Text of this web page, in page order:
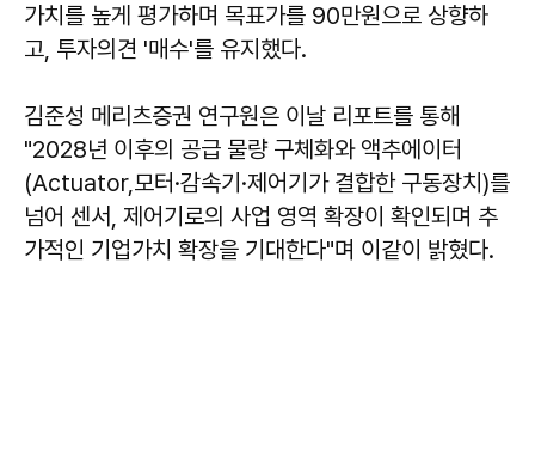
가치를 높게 평가하며 목표가를 90만원으로 상향하
고, 투자의견 '매수'를 유지했다.
김준성 메리츠증권 연구원은 이날 리포트를 통해
"2028년 이후의 공급 물량 구체화와 액추에이터
(Actuator,모터·감속기·제어기가 결합한 구동장치)를
넘어 센서, 제어기로의 사업 영역 확장이 확인되며 추
가적인 기업가치 확장을 기대한다"며 이같이 밝혔다.